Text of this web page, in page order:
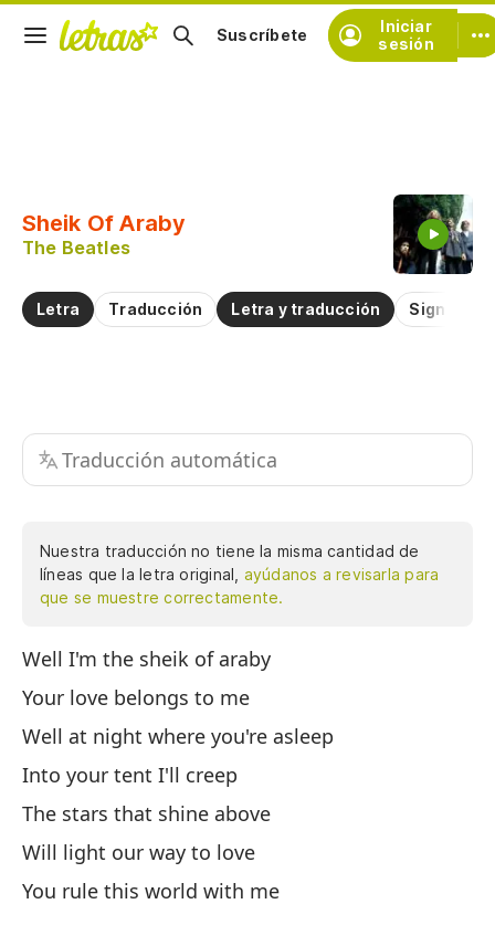
Iniciar
sesión
Suscríbete
Sheik Of Araby
The Beatles
Letra Traducción Letra y traducción
Traducción automática
Nuestra traducción no tiene la misma cantidad de
líneas que la letra original, ayúdanos a revisarla para
que se muestre correctamente.
Well I'm the sheik of araby
Your love belongs to me
Well at night where you're asleep
Into your tent I'll creep
The stars that shine above
Will light our way to love
You rule this world with me
Practicar la pronunciación de